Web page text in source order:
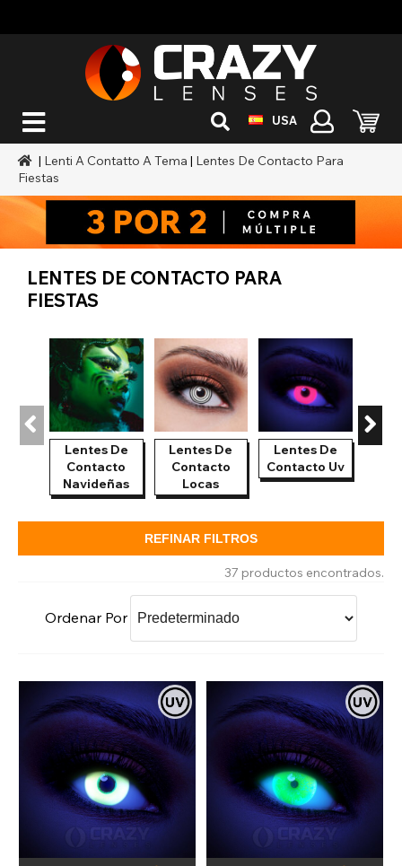
USA
| Lenti A Contatto A Tema | Lentes De Contacto Para
Fiestas
LENTES DE CONTACTO PARA
FIESTAS
Lentes De
Contacto
Navideñas
Lentes De
Contacto
Locas
Lentes De
Contacto Uv
REFINAR FILTROS
37 productos encontrados.
Ordenar Por